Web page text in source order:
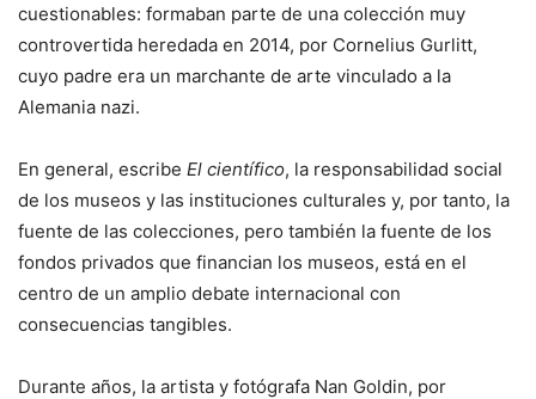
cuestionables: formaban parte de una colección muy
controvertida heredada en 2014, por Cornelius Gurlitt,
cuyo padre era un marchante de arte vinculado a la
Alemania nazi.
En general, escribe El científico, la responsabilidad social
de los museos y las instituciones culturales y, por tanto, la
fuente de las colecciones, pero también la fuente de los
fondos privados que financian los museos, está en el
centro de un amplio debate internacional con
consecuencias tangibles.
Durante años, la artista y fotógrafa Nan Goldin, por